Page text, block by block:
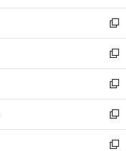
開
く
ウ
で
開
く
ン
ド
ウ
で
開
く
ウ
ィ
ン
ド
ウ
で
開
く
新
し
い
ウ
ィ
ン
ド
ウ
で
新
し
い
ウ
ィ
ン
ド
新
し
い
ウ
ィ
新
し
い
新